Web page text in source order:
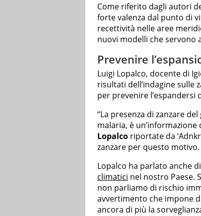
Come riferito dagli autori
forte valenza dal punto di
recettività nelle aree
nuovi modelli che servono
Prevenire
Luigi Lopalco, docente di
risultati dell’indagine sulle
per prevenire l’espandersi
“La presenza di zanzare
malaria, è
Lopalco riportate da
zanzare per questo
Lopalco ha parlato anche
climatici nel nostro Paese.
non parliamo di rischio
avvertimento che impone
ancora di più la